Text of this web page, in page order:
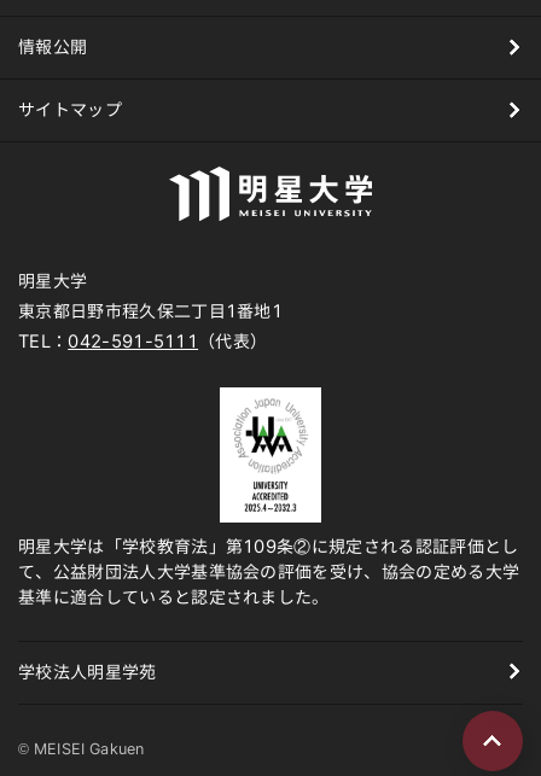
ページの先頭
情報公開
サイトマップ
明星大学
東京都日野市程久保二丁目1番地1
TEL： 042-591-5111 （代表）
明星大学は「学校教育法」第109条②に規定される認証評価とし
て、公益財団法人大学基準協会の評価を受け、協会の定める大学
基準に適合していると認定されました。
学校法人明星学苑
© MEISEI Gakuen